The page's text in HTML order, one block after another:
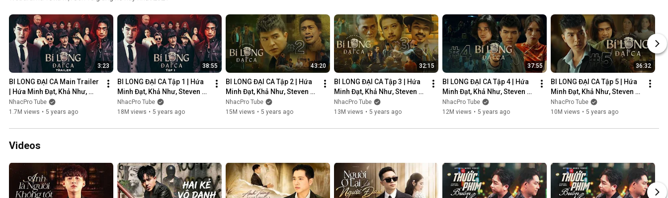
3:23
BI LONG ĐẠI CA Main Trailer
| Hứa Minh Đạt, Khả Như,
Steven Nguyễn, Lợi Trần |
Webdrama Yang Hồ 2021
NhacPro Tube
1.7M views • 5 years ago
38:55
BI LONG ĐẠI CA Tập 1 | Hứa
Minh Đạt, Khả Như, Steven
Nguyễn, Lợi Trần |
Webdrama Yang Hồ 2021
NhacPro Tube
18M views • 5 years ago
43:20
BI LONG ĐẠI CA Tập 2 | Hứa
Minh Đạt, Khả Như, Steven
Nguyễn, Lợi Trần |
Webdrama Yang Hồ 2021
NhacPro Tube
15M views • 5 years ago
32:15
BI LONG ĐẠI CA Tập 3 | Hứa
Minh Đạt, Khả Như, Steven
Nguyễn, Lợi Trần |
Webdrama Yang Hồ 2021
NhacPro Tube
13M views • 5 years ago
37:55
BI LONG ĐẠI CA Tập 4 | Hứa
Minh Đạt, Khả Như, Steven
Nguyễn, Lợi Trần |
Webdrama Yang Hồ 2021
NhacPro Tube
12M views • 5 years ago
36:32
BI LONG ĐẠI CA Tập 5 | Hứa
Minh Đạt, Khả Như, Steven
Nguyễn, Lợi Trần |
Webdrama Yang Hồ 2021
NhacPro Tube
10M views • 5 years ago
Videos